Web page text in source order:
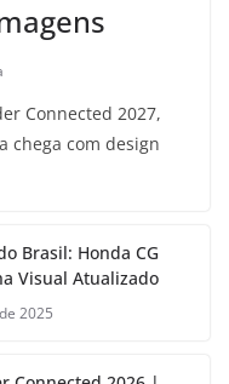
Connected 2027,
chega com design
Brasil: Honda CG
Visual Atualizado
2025